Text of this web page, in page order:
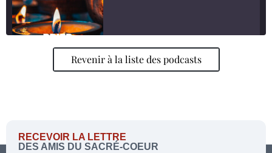
EMBED
Revenir à la liste des podcasts
RECEVOIR LA LETTRE
DES AMIS DU SACRÉ-COEUR